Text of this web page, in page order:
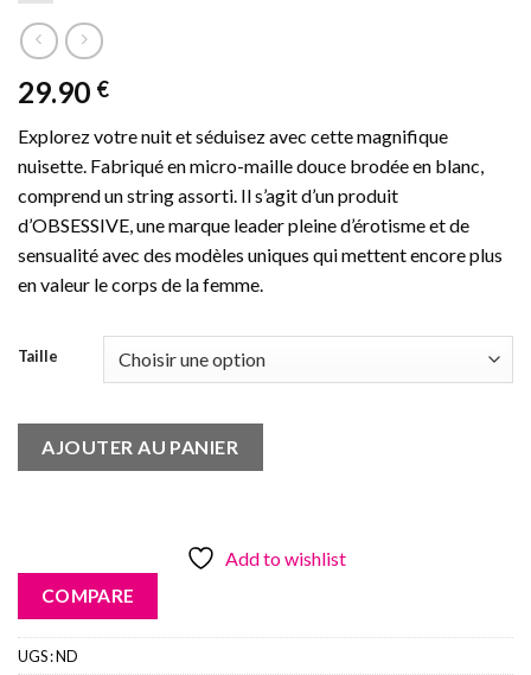
en los carretes.
Montante Volley Ball Pari
29.90 €
Explorez votre nuit et séduisez avec cette magnifique
nuisette. Fabriqué en micro-maille douce brodée en blanc,
comprend un string assorti. Il s’agit d’un produit
d’OBSESSIVE, une marque leader pleine d’érotisme et de
sensualité avec des modèles uniques qui mettent encore plus
en valeur le corps de la femme.
Taille
AJOUTER AU PANIER
Add to wishlist
COMPARE
UGS :ND